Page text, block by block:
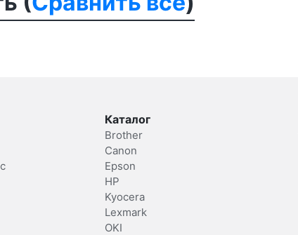
Каталог
Brother
Canon
Epson
HP
Kyocera
Lexmark
OKI